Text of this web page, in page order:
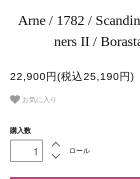
Arne / 1782 /
ners II /
22,900円(税込25,190円)
お気に入り
購入数
ロール